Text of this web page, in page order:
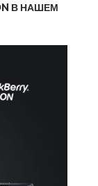
В НАШЕМ